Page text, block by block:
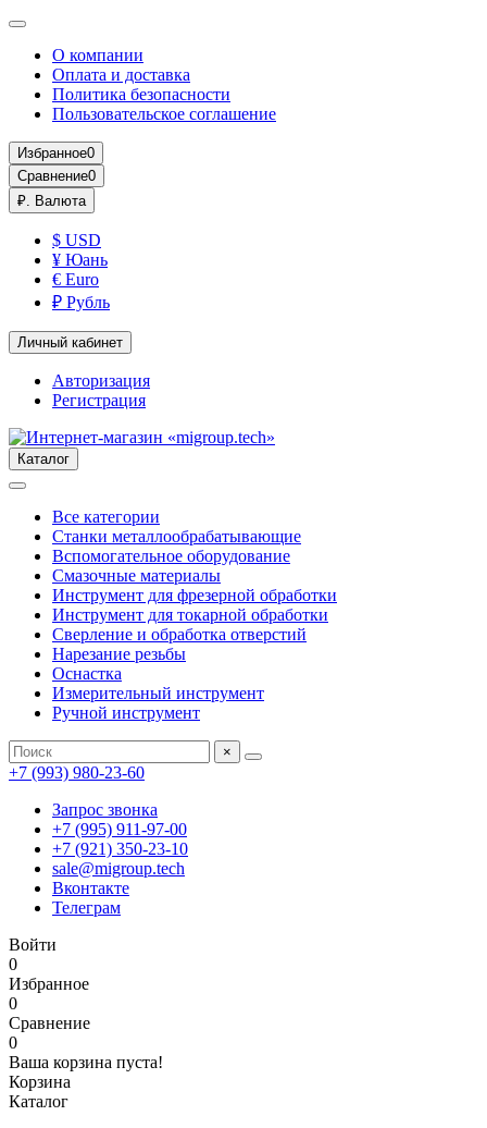
О компании
Оплата и доставка
Политика безопасности
Пользовательское соглашение
Избранное0
Сравнение0
₽. Валюта
$ USD
¥ Юань
€ Euro
₽ Рубль
Личный кабинет
Авторизация
Регистрация
Каталог
Все категории
Станки металлообрабатывающие
Вспомогательное оборудование
Смазочные материалы
Инструмент для фрезерной обработки
Инструмент для токарной обработки
Сверление и обработка отверстий
Нарезание резьбы
Оснастка
Измерительный инструмент
Ручной инструмент
×
+7 (993) 980-23-60
Запрос звонка
+7 (995) 911-97-00
+7 (921) 350-23-10
sale@migroup.tech
Вконтакте
Телеграм
Войти
0
Избранное
0
Сравнение
0
Ваша корзина пуста!
Корзина
Каталог